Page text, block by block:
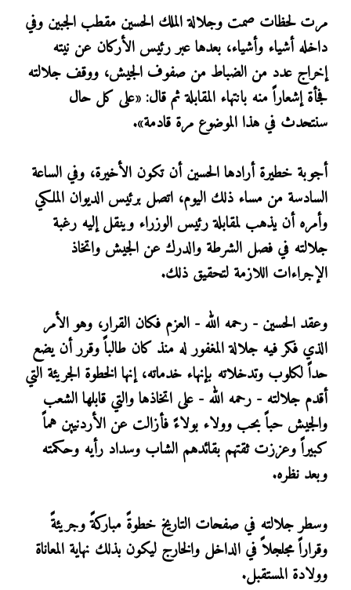
مرت لحظات صمت وجلالة الملك الحسين مقطب الجبين وفي
داخله أشياء وأشياء، بعدها عبر رئيس الأركان عن نيته
إخراج عدد من الضباط من صفوف الجيش، ووقف جلالته
فجأة إشعاراً منه بانتهاء المقابلة ثم قال: «على كل حال
سنتحدث في هذا الموضوع مرة قادمة».
أجوبة خطيرة أرادها الحسين أن تكون الأخيرة، وفي الساعة
السادسة من مساء ذلك اليوم، اتصل برئيس الديوان الملكي
وأمره أن يذهب لمقابلة رئيس الوزراء وينقل إليه رغبة
جلالته في فصل الشرطة والدرك عن الجيش واتخاذ
الإجراءات اللازمة لتحقيق ذلك.
وعقد الحسين - رحمه الله - العزم فكان القرار، وهو الأمر
الذي فكر فيه جلالة المغفور له منذ كان طالباً وقرر أن يضع
حداً لكلوب وتدخلاته بإنهاء خدماته، إنها الخطوة الجريئة التي
أقدم جلالته - رحمه الله - على اتخاذها والتي قابلها الشعب
والجيش حباً بحب وولاء بولاءً فأزالت عن الأردنيين هماً
كبيراً وعززت ثقتهم بقائدهم الشاب وسداد رأيه وحكمته
وبعد نظره.
وسطر جلالته في صفحات التاريخ خطوةً مباركةً وجريئةً
وقراراً مجلجلاً في الداخل والخارج ليكون بذلك نهاية المعاناة
وولادة المستقبل.